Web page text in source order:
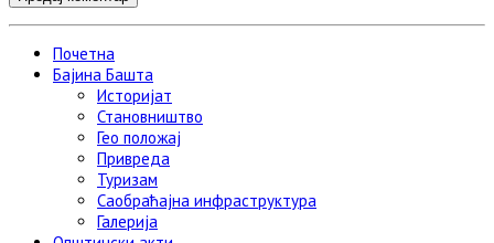
Почетна
Бајина Башта
Историјат
Становништво
Гео положај
Привреда
Туризам
Саобраћајна инфраструктура
Галерија